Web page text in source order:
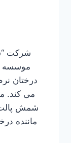
شرکت
موسسه
درختان
می کند.
شمش پالت
ماننده